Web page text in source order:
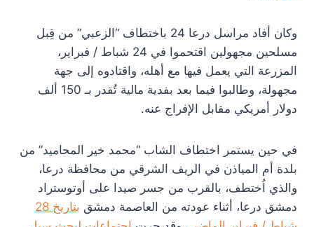
وكان أفاد مراسل درعا 24 باختطاف “الزعبي” من قِبل
مسلحين مجهولين اقتحموا في 24 شباط / فبراير،
المزرعة التي يعمل فيها مع أهله، واقتادوه إلى جهة
مجهولة، وطالبوا فيما بعد بفدية مالية تُقدر بـ 150 ألف
دولار أمريكي مقابل الإفراج عنه.
في حين يستمر اختطاف الشاب “محمد خير المحاميد” من
بلدة أم المياذن في الريف الشرقي من محافظة درعا،
والذي اُختطف، بالقرب من جسر صيدا على أوتوستراد
دمشق درعا، أثناء عودته من العاصمة دمشق
بتاريخ 28